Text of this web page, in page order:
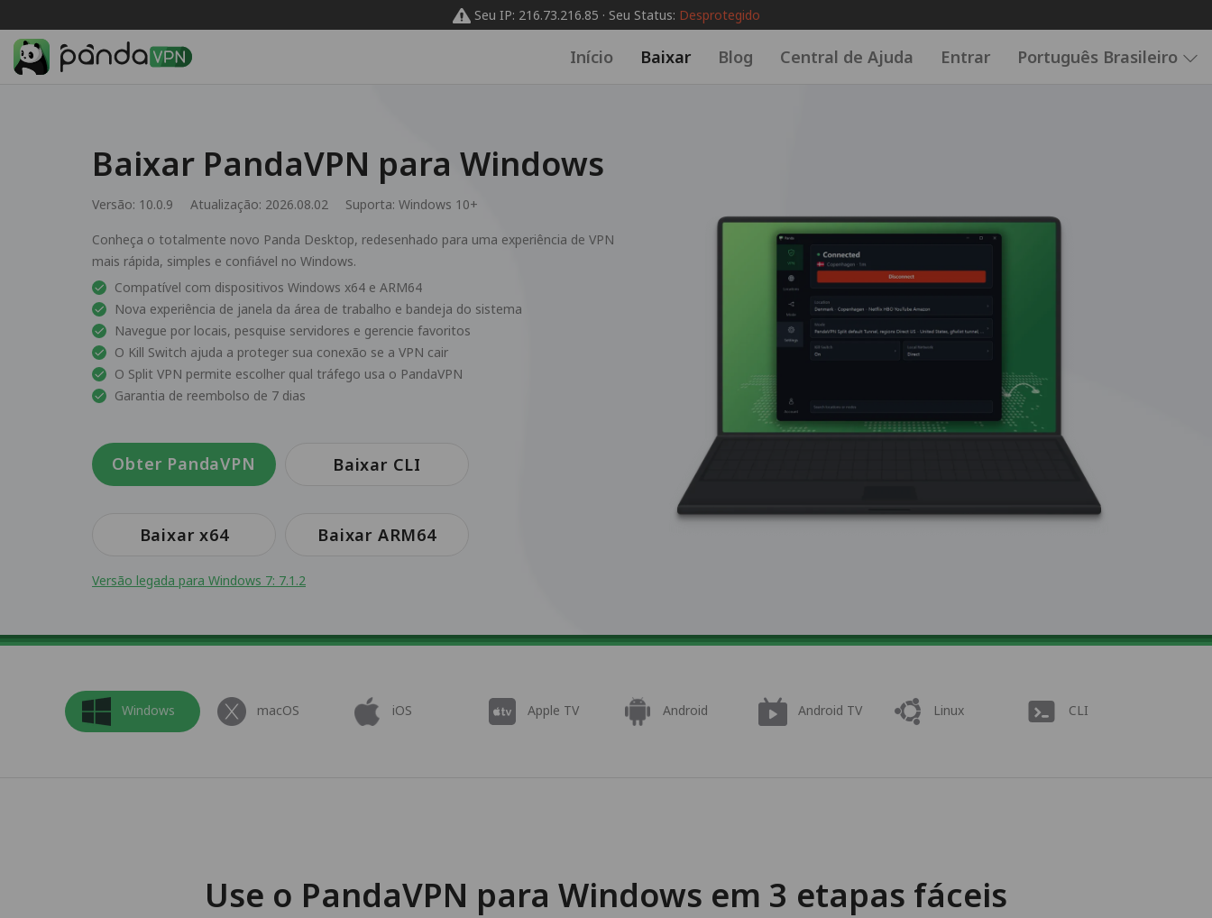
Seu IP: 216.73.216.85 · Seu Status: Desprotegido
Início Baixar Blog Central de Ajuda Entrar Português Brasileiro
Baixar PandaVPN para Windows
Versão: 10.0.9 Atualização: 2026.08.02 Suporta: Windows 10+
Conheça o totalmente novo Panda Desktop, redesenhado para uma experiência de VPN
mais rápida, simples e confiável no Windows.
Compatível com dispositivos Windows x64 e ARM64
Nova experiência de janela da área de trabalho e bandeja do sistema
Navegue por locais, pesquise servidores e gerencie favoritos
O Kill Switch ajuda a proteger sua conexão se a VPN cair
O Split VPN permite escolher qual tráfego usa o PandaVPN
Garantia de reembolso de 7 dias
Obter PandaVPN Baixar CLI
Baixar x64 Baixar ARM64
Versão legada para Windows 7: 7.1.2
Windows macOS iOS Apple TV Android Android TV Linux CLI
Use o PandaVPN para Windows em 3 etapas fáceis